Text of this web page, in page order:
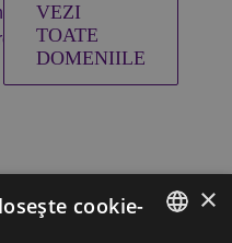
VEZI
TOATE
DOMENIILE
×
cookie-